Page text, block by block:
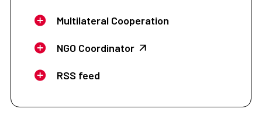
Multilateral Cooperation
NGO Coordinator
RSS feed